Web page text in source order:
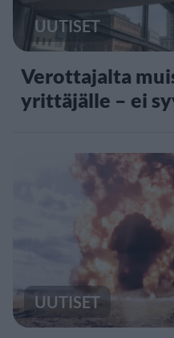
UUTISET
Verottajalta
yrittäjälle – ei
UUTISET